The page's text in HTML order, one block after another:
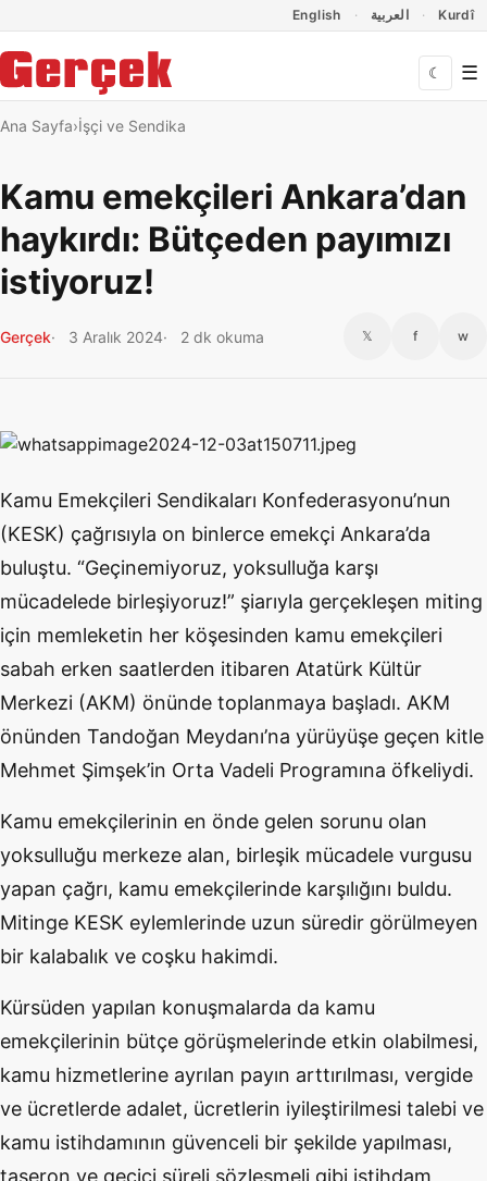
English العربية Kurdî
☾ ☰
Ana Sayfa İşçi ve Sendika
Kamu emekçileri Ankara’dan
haykırdı: Bütçeden payımızı
istiyoruz!
Gerçek 3 Aralık 2024 2 dk okuma 𝕏 f w
Kamu Emekçileri Sendikaları Konfederasyonu’nun
(KESK) çağrısıyla on binlerce emekçi Ankara’da
buluştu. “Geçinemiyoruz, yoksulluğa karşı
mücadelede birleşiyoruz!” şiarıyla gerçekleşen miting
için memleketin her köşesinden kamu emekçileri
sabah erken saatlerden itibaren Atatürk Kültür
Merkezi (AKM) önünde toplanmaya başladı. AKM
önünden Tandoğan Meydanı’na yürüyüşe geçen kitle
Mehmet Şimşek’in Orta Vadeli Programına öfkeliydi.
Kamu emekçilerinin en önde gelen sorunu olan
yoksulluğu merkeze alan, birleşik mücadele vurgusu
yapan çağrı, kamu emekçilerinde karşılığını buldu.
Mitinge KESK eylemlerinde uzun süredir görülmeyen
bir kalabalık ve coşku hakimdi.
Kürsüden yapılan konuşmalarda da kamu
emekçilerinin bütçe görüşmelerinde etkin olabilmesi,
kamu hizmetlerine ayrılan payın arttırılması, vergide
ve ücretlerde adalet, ücretlerin iyileştirilmesi talebi ve
kamu istihdamının güvenceli bir şekilde yapılması,
taşeron ve geçici süreli sözleşmeli gibi istihdam